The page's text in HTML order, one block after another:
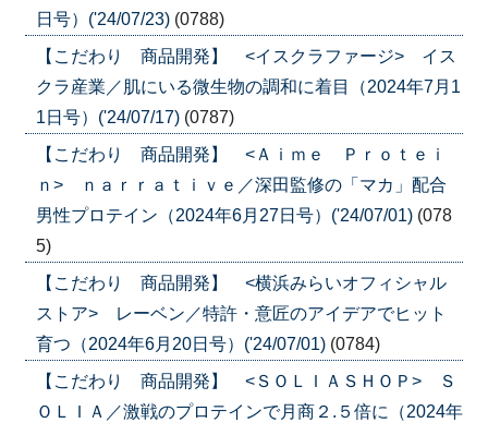
日号）('24/07/23) (0788)
【こだわり 商品開発】 <イスクラファージ> イス
クラ産業／肌にいる微生物の調和に着目（2024年7月1
1日号）('24/07/17) (0787)
【こだわり 商品開発】 <Ａｉｍｅ Ｐｒｏｔｅｉ
ｎ> ｎａｒｒａｔｉｖｅ／深田監修の「マカ」配合
男性プロテイン（2024年6月27日号）('24/07/01) (078
5)
【こだわり 商品開発】 <横浜みらいオフィシャル
ストア> レーベン／特許・意匠のアイデアでヒット
育つ（2024年6月20日号）('24/07/01) (0784)
【こだわり 商品開発】 <ＳＯＬＩＡＳＨＯＰ> Ｓ
ＯＬＩＡ／激戦のプロテインで月商２.５倍に（2024年